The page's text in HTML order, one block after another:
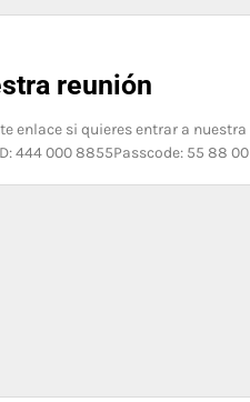
reunión
enlace si quieres entrar a
444 000 8855Passcode: 55 88 00